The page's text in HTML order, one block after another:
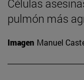
Células
pulmón más
Imagen Manuel